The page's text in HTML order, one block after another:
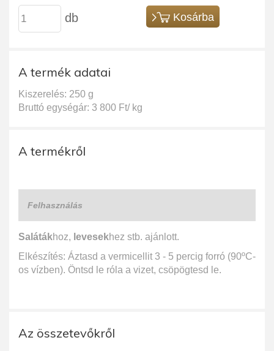
db Kosárba
A termék adatai
Kiszerelés: 250 g
Bruttó egységár: 3 800 Ft/ kg
A termékről
Felhasználás
Salátákhoz, levesekhez stb. ajánlott.
Elkészítés: Áztasd a vermicellit 3 - 5 percig forró (90ºC-
os vízben). Öntsd le róla a vizet, csöpögtesd le.
Az összetevőkről